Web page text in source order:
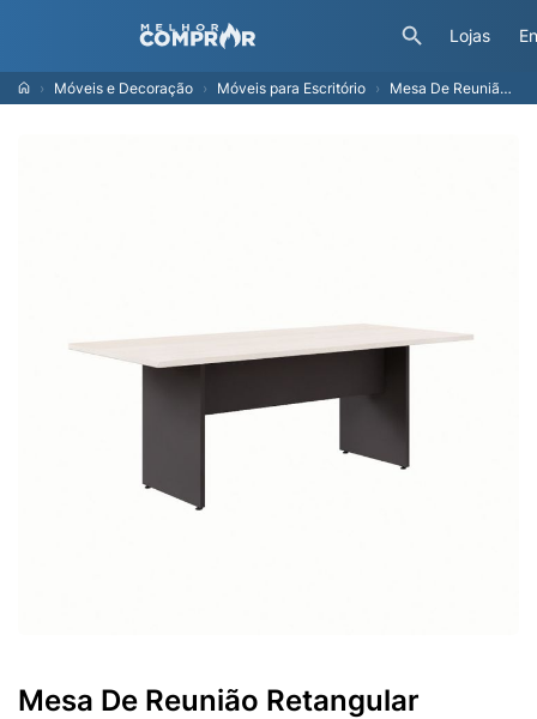
Lojas
Móveis e Decoração Móveis para Escritório Mesa De Reunião Retangular Carvalho Berlin E Preta
Mesa De Reunião Retangular